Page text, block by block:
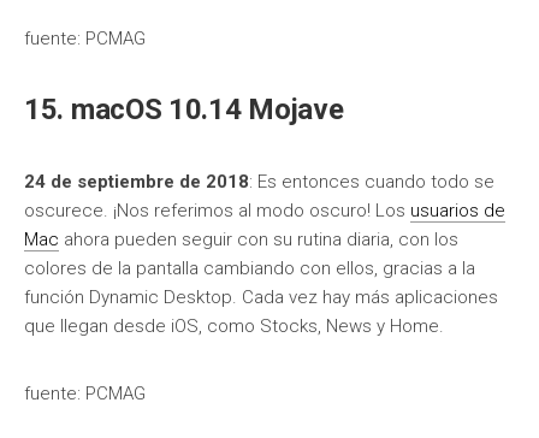
fuente: PCMAG
15. macOS 10.14 Mojave
24 de septiembre de 2018: Es entonces cuando todo se
oscurece. ¡Nos referimos al modo oscuro! Los usuarios de
Mac ahora pueden seguir con su rutina diaria, con los
colores de la pantalla cambiando con ellos, gracias a la
función Dynamic Desktop. Cada vez hay más aplicaciones
que llegan desde iOS, como Stocks, News y Home.
fuente: PCMAG